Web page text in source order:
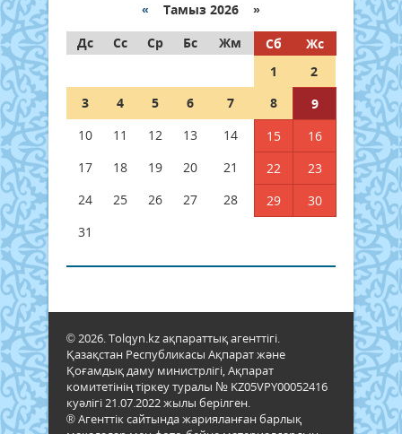
« Тамыз 2026 »
Дс
Сс Ср Бс Жм Сб
Жс
1
2
3
4 5 6 7 8
9
10
11 12 13 14 15
16
17
18 19 20 21 22
23
24
25 26 27 28 29
30
31
© 2026. Tolqyn.kz ақпараттық агенттігі.
Қазақстан Республикасы Ақпарат және
Қоғамдық даму министрлігі, Ақпарат
комитетінің тіркеу туралы № KZ05VPY00052416
куәлігі 21.07.2022 жылы берілген.
® Агенттік сайтында жарияланған барлық